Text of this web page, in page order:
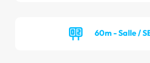
60m - Salle /